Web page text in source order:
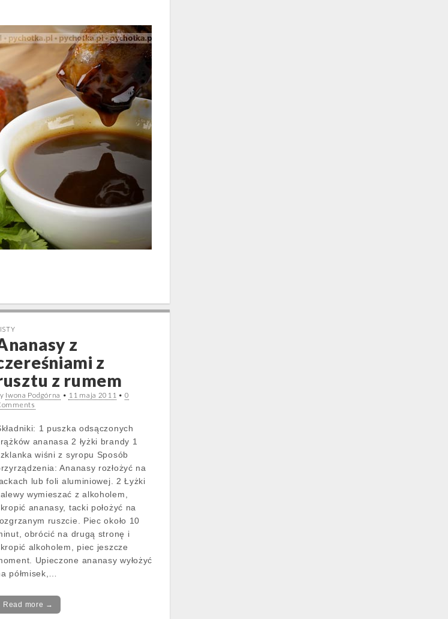
z
z
z rumem
Iwona Podgórna • 11 maja 2011 • 0
1 puszka odsączonych
ananasa 2 łyżki brandy 1
wiśni z syropu Sposób
Ananasy rozłożyć na
lub foli aluminiowej. 2 Łyżki
wymieszać z alkoholem,
ananasy, tacki położyć na
ruszcie. Piec około 10
obrócić na drugą stronę i
alkoholem, piec jeszcze
Upieczone ananasy wyłożyć
półmisek,…
Read more →